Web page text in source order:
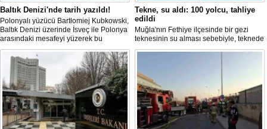
Baltık Denizi'nde tarih yazıldı!
Polonyalı yüzücü Bartłomiej Kubkowski,
Baltık Denizi üzerinde İsveç ile Polonya
arasındaki mesafeyi yüzerek bu
başarının ilk örneği olarak tarihe geçti.
Tekne, su aldı: 100 yolcu, tahliye
edildi
Muğla'nın Fethiye ilçesinde bir gezi
teknesinin su alması sebebiyle, teknede
bulunan 100 yolcu tahliye edildi,